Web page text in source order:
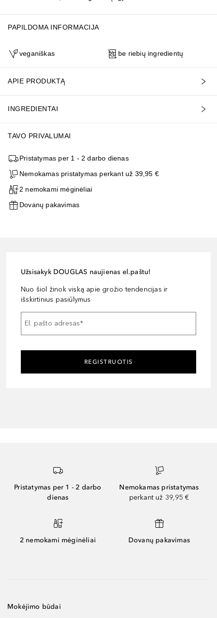
PAPILDOMA INFORMACIJA
veganiškas be riebių ingredientų
APIE PRODUKTĄ
INGREDIENTAI
TAVO PRIVALUMAI
Pristatymas per 1 - 2 darbo dienas
Nemokamas pristatymas perkant už 39,95 €
2 nemokami mėginėliai
Dovanų pakavimas
Užsisakyk DOUGLAS naujienas el.paštu!
Nuo šiol žinok viską apie grožio tendencijas ir
išskirtinius pasiūlymus
El. pašto adresas*
REGISTRUOTIS
Pristatymas per 1 - 2 darbo
dienas
Nemokamas pristatymas
perkant už 39,95 €
2 nemokami mėginėliai Dovanų pakavimas
Mokėjimo būdai